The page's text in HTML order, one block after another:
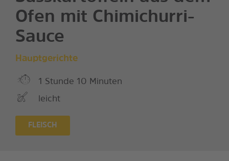
Ofen mit Chimichurri-
Sauce
Hauptgerichte
1 Stunde 10 Minuten
leicht
FLEISCH